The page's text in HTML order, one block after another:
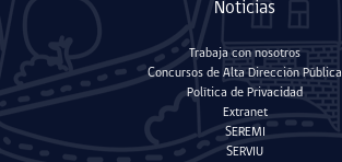
Noticias
Trabaja con nosotros
Concursos de Alta Dirección Pública
Política de Privacidad
Extranet
SEREMI
SERVIU